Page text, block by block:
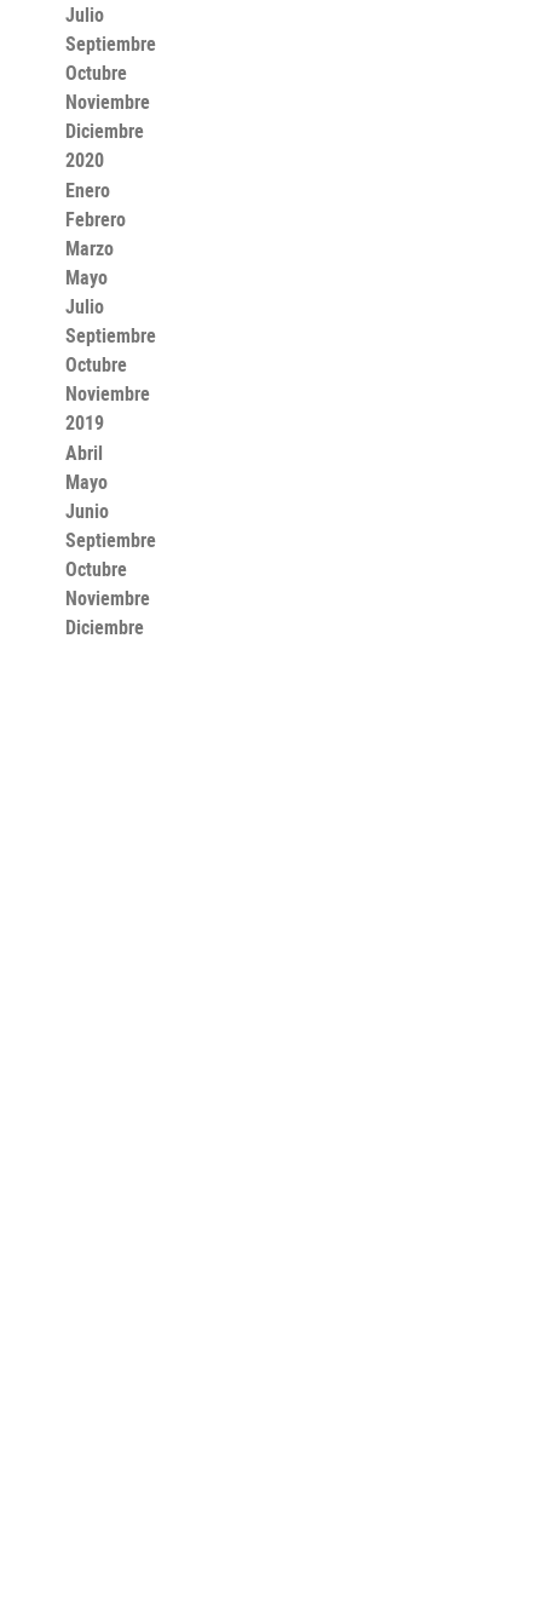
Julio
Septiembre
Octubre
Noviembre
Diciembre
2020
Enero
Febrero
Marzo
Mayo
Julio
Septiembre
Octubre
Noviembre
2019
Abril
Mayo
Junio
Septiembre
Octubre
Noviembre
Diciembre